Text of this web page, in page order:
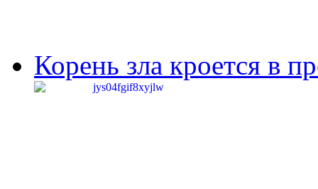
Корень зла кроется в